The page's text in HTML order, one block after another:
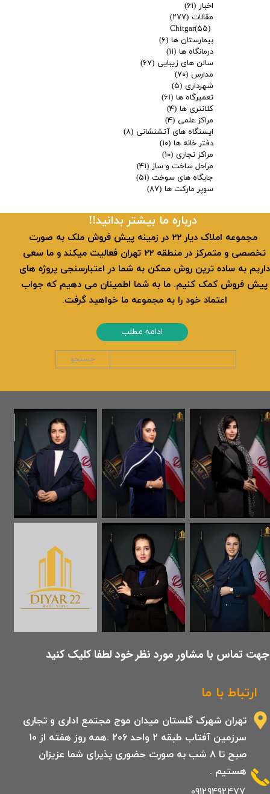
اخبار (۶۱)
مقالات (۲۷۷)
Chitgar(۵۵)
بیمارستان ها (۶)
درمانگاه ها (۱۱)
سالن های زیبایی (۶۷)
مدارس (۷۰)
شهرداری (۵)
تعمیرگاه ها (۶۱)
کلانتری ها (۴)
مراکز علمی (۴)
ایستگاه های آتشنشانی (۸)
دفتر خانه ها (۱۰)
مراکز تجاری (۱۰)
مراحل ساخت و ساز (۴۱)
جایگاه های سوخت (۵۱)
سوپر مارکت ها (۸۷)
ارتباط با ما
تهران شهرک گلستان میدان موج مجتمع اداری و تجاری
سرزمین آفتاب طبقه 2 واحد 206 .همه روز هفته از 10
صبح تا 8 شب به صورت حضوری پذیرای شما عزیزان
هستیم .
​جهت تماس با مشاور مورد نظر خود لطفا کلیک کنید
​​درباره ما بیشتر بدانید!!
​ مجموعه املاک دیار 22 در زمینه پیش فروش ملک به صورت
تخصصی و متمرکز در منطقه 22 تهران فعالیت میکند و ما سعی
داریم به ساده ترین روش ممکن به شما در اعتبارسنجی پروژه های
پیش فروش کمک کنیم. ما به شما اطمینان می دهیم که جواب
اعتماد خود را به مجموعه ما خواهید گرفت.
ادامه مطلب
جستجو